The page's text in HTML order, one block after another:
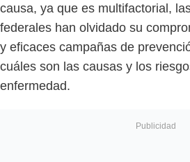
causa, ya que es multifactorial,
federales han olvidado su
y eficaces campañas de
cuáles son las causas y los
enfermedad.